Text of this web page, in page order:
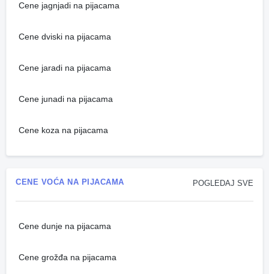
Cene jagnjadi na pijacama
Cene dviski na pijacama
Cene jaradi na pijacama
Cene junadi na pijacama
Cene koza na pijacama
POGLEDAJ SVE
CENE VOĆA NA PIJACAMA
Cene dunje na pijacama
Cene grožđa na pijacama